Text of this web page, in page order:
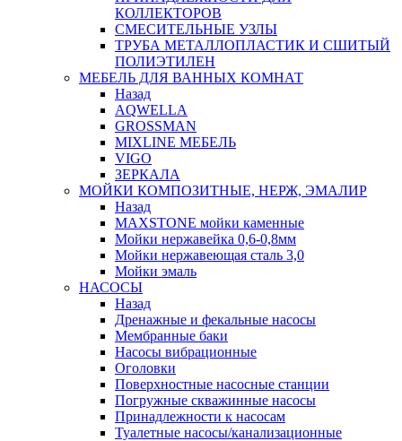
КОЛЛЕКТОРОВ
СМЕСИТЕЛЬНЫЕ УЗЛЫ
ТРУБА МЕТАЛЛОПЛАСТИК И СШИТЫЙ
ПОЛИЭТИЛЕН
МЕБЕЛЬ ДЛЯ ВАННЫХ КОМНАТ
Назад
AQWELLA
GROSSMAN
MIXLINE МЕБЕЛЬ
VIGO
ЗЕРКАЛА
МОЙКИ КОМПОЗИТНЫЕ, НЕРЖ, ЭМАЛИР
Назад
MAXSTONE мойки каменные
Мойки нержавейка 0,6-0,8мм
Мойки нержавеющая сталь 3,0
Мойки эмаль
НАСОСЫ
Назад
Дренажные и фекальные насосы
Мембранные баки
Насосы вибрационные
Оголовки
Поверхностные насосные станции
Погружные скважинные насосы
Принадлежности к насосам
Туалетные насосы/канализационные